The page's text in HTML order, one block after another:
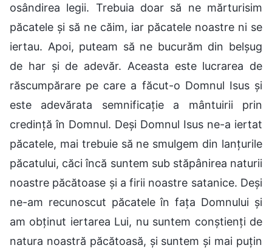
osândirea legii. Trebuia doar să ne mărturisim
păcatele și să ne căim, iar păcatele noastre ni se
iertau. Apoi, puteam să ne bucurăm din belșug
de har și de adevăr. Aceasta este lucrarea de
răscumpărare pe care a făcut-o Domnul Isus și
este adevărata semnificație a mântuirii prin
credință în Domnul. Deși Domnul Isus ne-a iertat
păcatele, mai trebuie să ne smulgem din lanțurile
păcatului, căci încă suntem sub stăpânirea naturii
noastre păcătoase și a firii noastre satanice. Deși
ne-am recunoscut păcatele în fața Domnului și
am obținut iertarea Lui, nu suntem conștienți de
natura noastră păcătoasă, și suntem și mai puțin